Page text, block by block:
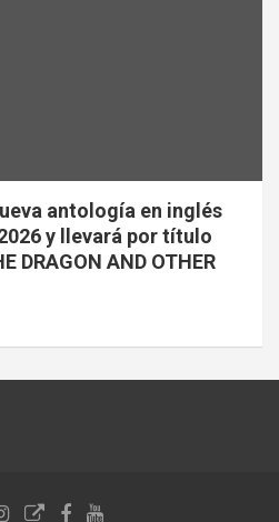
antología en inglés
y llevará por título
DRAGON AND OTHER